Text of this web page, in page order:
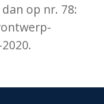
op nr. 78: